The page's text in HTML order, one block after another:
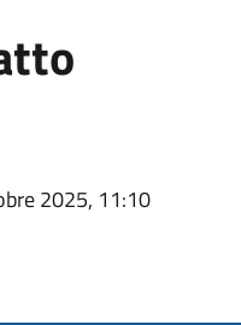
2025, 11:10